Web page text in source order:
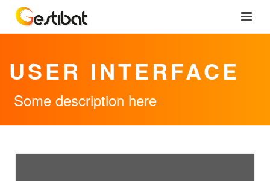
USER INTERFACE
Some description here